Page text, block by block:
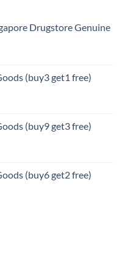
Drugstore Genuine
(buy3 get1 free)
(buy9 get3 free)
(buy6 get2 free)